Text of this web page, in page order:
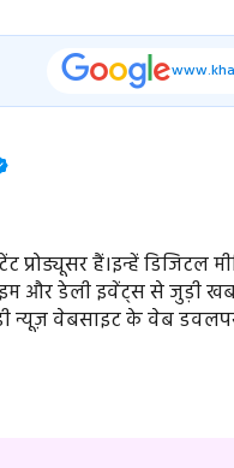
हैं।इन्हें डिजिटल
और डेली इवेंट्स से जुड़ी
न्यूज़ वेबसाइट के वेब